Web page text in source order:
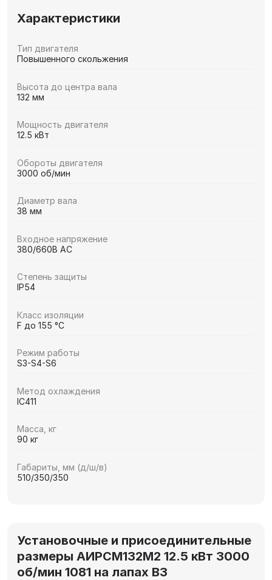
Характеристики
Тип двигателя
Повышенного скольжения
Высота до центра вала
132 мм
Мощность двигателя
12.5 кВт
Обороты двигателя
3000 об/мин
Диаметр вала
38 мм
Входное напряжение
380/660В AC
Степень защиты
IP54
Класс изоляции
F до 155 °C
Режим работы
S3-S4-S6
Метод охлаждения
IC411
Масса, кг
90 кг
Габариты, мм (д/ш/в)
510/350/350
Установочные и присоединительные
размеры АИРCМ132M2 12.5 кВт 3000
об/мин 1081 на лапах В3